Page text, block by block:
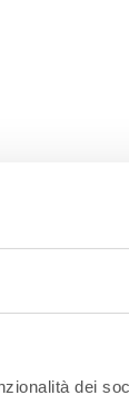
dei